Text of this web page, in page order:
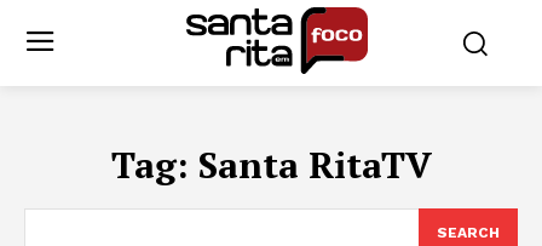
Tag: Santa RitaTV
SEARCH